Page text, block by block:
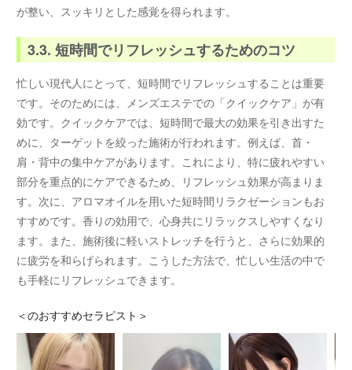
が整い、スッキリとした感覚を得られます。
3.3. 短時間でリフレッシュするためのコツ
忙しい現代人にとって、短時間でリフレッシュすることは重要
です。そのためには、メンズエステでの「クイックケア」が有
効です。クイックケアでは、短時間で最大の効果を引き出すた
めに、ターゲットを絞った施術が行われます。例えば、首・
肩・背中の集中ケアがあります。これにより、特に疲れやすい
部分を重点的にケアできるため、リフレッシュ効果が高まりま
す。次に、アロマオイルを用いた短時間リラクゼーションもお
すすめです。香りの効用で、心身共にリラックスしやすくなり
ます。また、施術後に軽いストレッチを行うと、さらに効果的
に疲労を和らげられます。こうした方法で、忙しい生活の中で
も手軽にリフレッシュできます。
＜のおすすめセラピスト＞